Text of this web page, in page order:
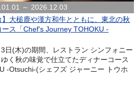
～ 2026.12.03
】大槌鹿や漢方和牛とともに、東北の秋
ス「Chef's Journey TOHOKU -
日(木)の期間、レストラン シンフォニー
く秋の味覚で仕立てたディナーコース
-Otsuchi-(シェフズ ジャーニー トウホ